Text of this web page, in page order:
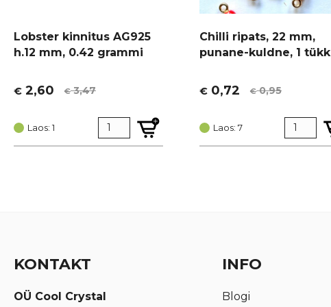
Lobster kinnitus AG925
h.12 mm, 0.42 grammi
€3,47
Algne
oli:
€ 3,47.
€ 2,60
Current
is:
€ 2,60.
Laos: 1
Chilli ripats, 22 mm,
punane-kuldne, 1 tükk
€0,95
Algne
oli:
€ 0,95.
€ 0,72
Current
is:
€ 0,72.
Laos: 7
KONTAKT
OÜ Cool Crystal
INFO
Blogi